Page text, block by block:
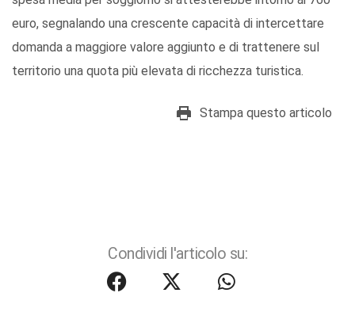
euro, segnalando una crescente capacità di intercettare
domanda a maggiore valore aggiunto e di trattenere sul
territorio una quota più elevata di ricchezza turistica.
Stampa questo articolo
Condividi l'articolo su: